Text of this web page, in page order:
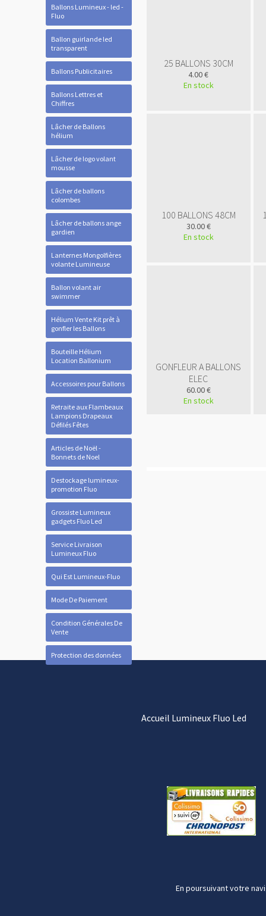
Ballons Lumineux - led -
Fluo
Ballon guirlande led
transparent
Ballons Publicitaires
Ballons Lettres et
Chiffres
Lâcher de Ballons
hélium
Lâcher de logo volant
mousse
Lâcher de ballons
colombes
Lâcher de ballons ange
gardien
Lanternes Mongolfières
volante Lumineuse
Ballon volant air
swimmer
Hélium Vente Kit prêt à
gonfler les Ballons
Bouteille Hélium
Location Ballonium
Accessoires pour Ballons
Retraite aux Flambeaux
Lampions Drapeaux
Défilés Fêtes
Articles de Noël -
Bonnets de Noel
Destockage lumineux-
promotion Fluo
Grossiste Lumineux
gadgets Fluo Led
Service Livraison
Lumineux Fluo
Qui Est Lumineux-Fluo
Mode De Paiement
Condition Générales De
Vente
Protection des données
Accueil Lumineux Fluo Led
En poursuivant votre
25 BALLONS 30CM
4.00 €
En stock
100 BALLONS 48CM
30.00 €
En stock
GONFLEUR A BALLONS
ELEC
60.00 €
En stock